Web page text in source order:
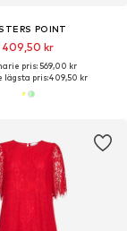
POINT
409,50 kr
pris: 569,00 kr
lägsta pris:409,50 kr